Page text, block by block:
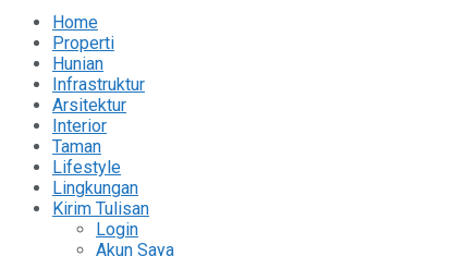
Home
Properti
Hunian
Infrastruktur
Arsitektur
Interior
Taman
Lifestyle
Lingkungan
Kirim Tulisan
Login
Akun Saya